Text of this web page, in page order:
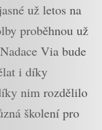
už letos na
proběhnou už
Via bude
i díky
nim rozdělilo
školení pro